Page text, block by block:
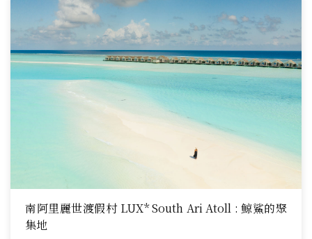
南阿里麗世渡假村 LUX* South Ari Atoll : 鯨鯊的聚
集地